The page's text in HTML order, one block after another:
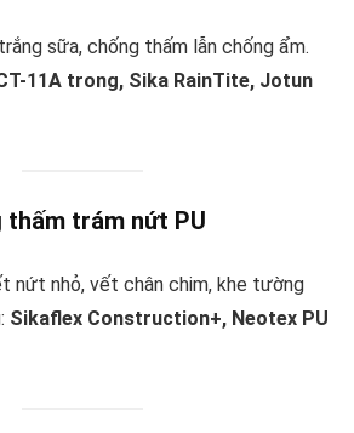
sữa, chống thấm lẫn chống ẩm.
11A trong, Sika RainTite, Jotun
thấm trám nứt PU
nứt nhỏ, vết chân chim, khe tường
Sikaflex Construction+, Neotex PU